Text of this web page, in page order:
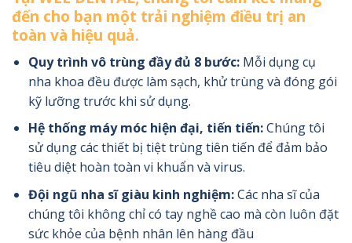
đến cho bạn một trải nghiệm điều trị an
toàn và hiệu quả.
Quy trình vô trùng đầy đủ 8 bước:Mỗi dụng cụ
nha khoa đều được làm sạch, khử trùng và đóng gói
kỹ lưỡng trước khi sử dụng.
Hệ thống máy móc hiện đại, tiến tiến:Chúng tôi
sử dụng các thiết bị tiệt trùng tiên tiến để đảm bảo
tiêu diệt hoàn toàn vi khuẩn và virus.
Đội ngũ nha sĩ giàu kinh nghiệm:Các nha sĩ của
chúng tôi không chỉ có tay nghề cao mà còn luôn đặt
sức khỏe của bệnh nhân lên hàng đầu